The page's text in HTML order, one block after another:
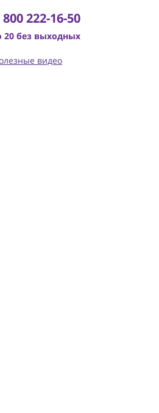
800 222-16-50
20 без выходных
видео